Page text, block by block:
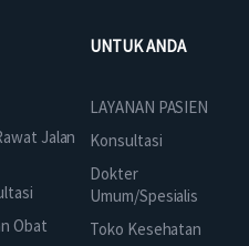
Jalan
Obat
UNTUK ANDA
LAYANAN PASIEN
Konsultasi
Dokter
Umum/Spesialis
Toko Kesehatan